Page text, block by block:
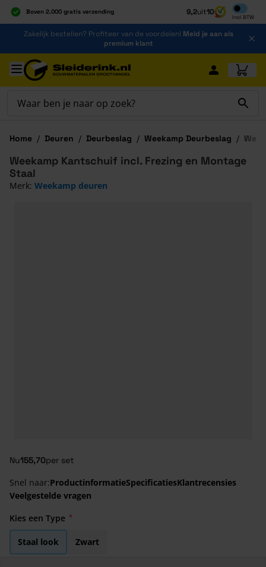
Boven 2.000 gratis verzending
Al 40 jaar dé specialist
Alles onder één dak
9,2uit10
Incl BTW
Inclusief
Ga naar de inhoud
Zakelijk bestellen? Profiteer van de voordelen! Meld je aan als
premium klant
Ga naar hoofdinhoud
Home / Deuren / Deurbeslag / Weekamp Deurbeslag /
Nu155,70per set
Weekamp Kantschuif incl. Frezing en Montage
Staal
Merk: Weekamp deuren
Snel naar:ProductinformatieSpecificatiesKlantrecensies
Veelgestelde vragen
Kies een Type
Staal look Zwart